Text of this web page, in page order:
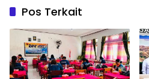
Pos Terkait